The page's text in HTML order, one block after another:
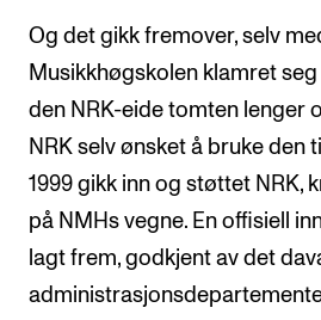
Og det gikk fremover, selv
Musikkhøgskolen klamret
den NRK-eide tomten lenger
NRK selv ønsket å bruke den
1999 gikk inn og støttet NRK,
på NMHs vegne. En offisiell
lagt frem, godkjent av det